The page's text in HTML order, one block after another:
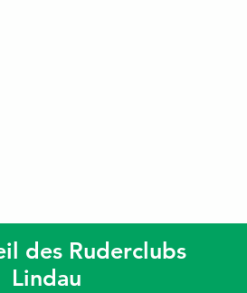
des Ruderclubs
Lindau